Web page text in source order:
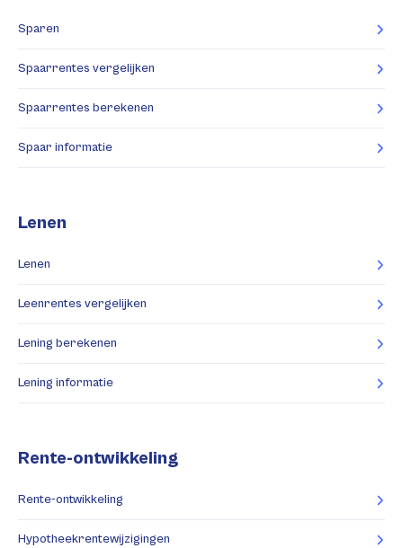
Sparen
Spaarrentes vergelijken
Spaarrentes berekenen
Spaar informatie
Lenen
Lenen
Leenrentes vergelijken
Lening berekenen
Lening informatie
Rente-ontwikkeling
Rente-ontwikkeling
Hypotheekrentewijzigingen